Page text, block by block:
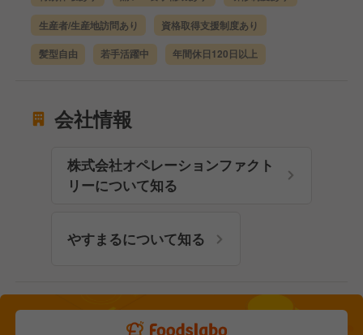
生産者/生産地訪問あり 資格取得支援制度あり
髪型自由 若手活躍中 年間休日120日以上
会社情報
株式会社オペレーションファクト
リーについて知る
やすまるについて知る